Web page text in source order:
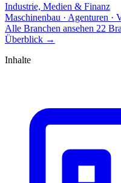
Industrie, Medien & Finanz
Maschinenbau · Agenturen ·
Alle Branchen ansehen 22
Überblick →
Inhalte